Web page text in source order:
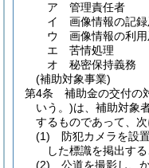
ア
管理責任者
イ
画像情報の記
ウ
画像情報の利
エ
苦情処理
オ
秘密保持義務
(補助対象事業)
第4条
補助金の交付の
いう。)は、補助対象
するものであって、
(1)
防犯カメラを設
した標識を掲出する
(2)
公道を撮影し、